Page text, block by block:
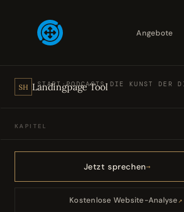
Angebote
SH Landingpage Tool
KAPITEL
01 Angebote
Jetzt sprechen
Kostenlose Website-Analyse↗
START ·PODCASTS· DIE KUNST DER